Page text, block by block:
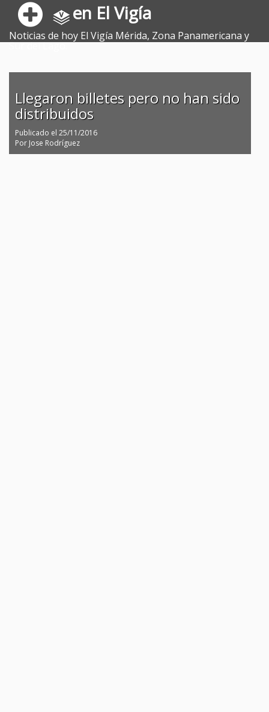
en El Vigía
Noticias de hoy El Vigía Mérida, Zona Panamericana y
Sur del Lago.
Llegaron billetes pero no han sido
distribuidos
Publicado el 25/11/2016
Por Jose Rodríguez